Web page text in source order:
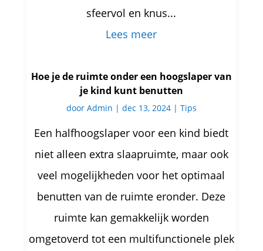
sfeervol en knus...
Lees meer
Hoe je de ruimte onder een hoogslaper van
je kind kunt benutten
door Admin | dec 13, 2024| Tips
Een halfhoogslaper voor een kind biedt
niet alleen extra slaapruimte, maar ook
veel mogelijkheden voor het optimaal
benutten van de ruimte eronder. Deze
ruimte kan gemakkelijk worden
omgetoverd tot een multifunctionele plek